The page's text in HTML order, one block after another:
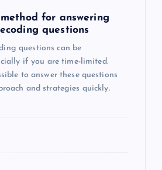
for answering
questions
questions can be
if you are time-limited.
to answer these questions
and strategies quickly.